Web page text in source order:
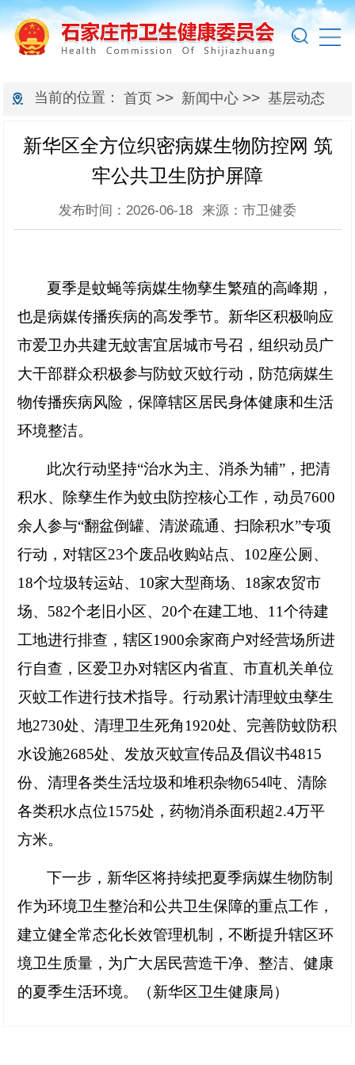
当前的位置： 首页>> 新闻中心>> 基层动态
新华区全方位织密病媒生物防控网 筑
牢公共卫生防护屏障
发布时间：2026-06-18 来源：市卫健委
夏季是蚊蝇等病媒生物孳生繁殖的高峰期，
也是病媒传播疾病的高发季节。新华区积极响应
市爱卫办共建无蚊害宜居城市号召，组织动员广
大干部群众积极参与防蚊灭蚊行动，防范病媒生
物传播疾病风险，保障辖区居民身体健康和生活
环境整洁。
此次行动坚持“治水为主、消杀为辅”，把清
积水、除孳生作为蚊虫防控核心工作，动员7600
余人参与“翻盆倒罐、清淤疏通、扫除积水”专项
行动，对辖区23个废品收购站点、102座公厕、
18个垃圾转运站、10家大型商场、18家农贸市
场、582个老旧小区、20个在建工地、11个待建
工地进行排查，辖区1900余家商户对经营场所进
行自查，区爱卫办对辖区内省直、市直机关单位
灭蚊工作进行技术指导。行动累计清理蚊虫孳生
地2730处、清理卫生死角1920处、完善防蚊防积
水设施2685处、发放灭蚊宣传品及倡议书4815
份、清理各类生活垃圾和堆积杂物654吨、清除
各类积水点位1575处，药物消杀面积超2.4万平
方米。
下一步，新华区将持续把夏季病媒生物防制
作为环境卫生整治和公共卫生保障的重点工作，
建立健全常态化长效管理机制，不断提升辖区环
境卫生质量，为广大居民营造干净、整洁、健康
的夏季生活环境。（新华区卫生健康局）